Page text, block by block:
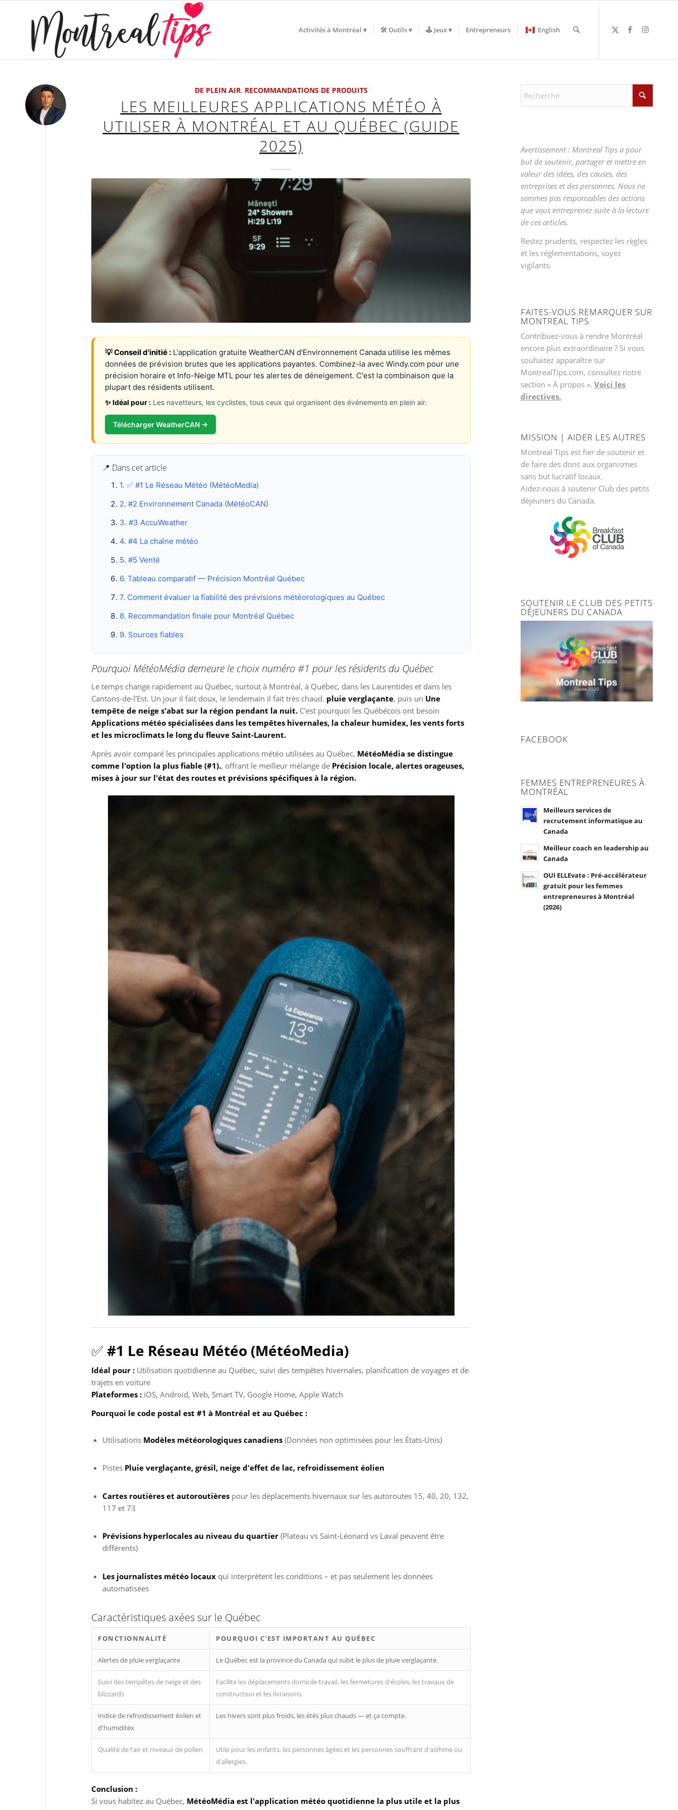
Activités à Montréal 🛠️ Outils 🕹️ Jeux Entrepreneurs English
DE PLEIN AIR, RECOMMANDATIONS DE PRODUITS
LES MEILLEURES APPLICATIONS MÉTÉO À
UTILISER À MONTRÉAL ET AU QUÉBEC (GUIDE
2025)
💡 Conseil d'initié : L'application gratuite WeatherCAN d'Environnement Canada utilise les mêmes
données de prévision brutes que les applications payantes. Combinez-la avec Windy.com pour une
précision horaire et Info-Neige MTL pour les alertes de déneigement. C'est la combinaison que la
plupart des résidents utilisent.
✨ Idéal pour : Les navetteurs, les cyclistes, tous ceux qui organisent des événements en plein air.
Télécharger WeatherCAN →
📍 Dans cet article
1. ✅ #1 Le Réseau Météo (MétéoMedia)
2. #2 Environnement Canada (MétéoCAN)
3. #3 AccuWeather
4. #4 La chaîne météo
5. #5 Venté
6. Tableau comparatif — Précision Montréal Québec
7. Comment évaluer la fiabilité des prévisions météorologiques au Québec
8. Recommandation finale pour Montréal Québec
9. Sources fiables
Pourquoi MétéoMédia demeure le choix numéro #1 pour les résidents du Québec
Le temps change rapidement au Québec, surtout à Montréal, à Québec, dans les Laurentides et dans les
Cantons-de-l'Est. Un jour il fait doux, le lendemain il fait très chaud. pluie verglaçante, puis un Une
tempête de neige s'abat sur la région pendant la nuit. C’est pourquoi les Québécois ont besoin
Applications météo spécialisées dans les tempêtes hivernales, la chaleur humidex, les vents forts
et les microclimats le long du fleuve Saint-Laurent.
Après avoir comparé les principales applications météo utilisées au Québec, MétéoMédia se distingue
comme l'option la plus fiable (#1)., offrant le meilleur mélange de Précision locale, alertes orageuses,
mises à jour sur l'état des routes et prévisions spécifiques à la région.
✅ #1 Le Réseau Météo (MétéoMedia)
Idéal pour : Utilisation quotidienne au Québec, suivi des tempêtes hivernales, planification de voyages et de
trajets en voiture
Plateformes : iOS, Android, Web, Smart TV, Google Home, Apple Watch
Pourquoi le code postal est #1 à Montréal et au Québec :
Utilisations Modèles météorologiques canadiens (Données non optimisées pour les États-Unis)
Pistes Pluie verglaçante, grésil, neige d'effet de lac, refroidissement éolien
Cartes routières et autoroutières pour les déplacements hivernaux sur les autoroutes 15, 40, 20, 132,
117 et 73
Prévisions hyperlocales au niveau du quartier (Plateau vs Saint-Léonard vs Laval peuvent être
différents)
Les journalistes météo locaux qui interprètent les conditions – et pas seulement les données
automatisées
Caractéristiques axées sur le Québec
FONCTIONNALITÉ POURQUOI C'EST IMPORTANT AU QUÉBEC
Alertes de pluie verglaçante Le Québec est la province du Canada qui subit le plus de pluie verglaçante.
Suivi des tempêtes de neige et des
blizzards
Facilite les déplacements domicile-travail, les fermetures d'écoles, les travaux de
construction et les livraisons.
Indice de refroidissement éolien et
d'humiditéx
Les hivers sont plus froids, les étés plus chauds — et ça compte.
Qualité de l'air et niveaux de pollen
Utile pour les enfants, les personnes âgées et les personnes souffrant d'asthme ou
d'allergies.
Conclusion :
Si vous habitez au Québec, MétéoMédia est l'application météo quotidienne la plus utile et la plus
Avertissement : Montreal Tips a pour
but de soutenir, partager et mettre en
valeur des idées, des causes, des
entreprises et des personnes. Nous ne
sommes pas responsables des actions
que vous entreprenez suite à la lecture
de ces articles.
Restez prudents, respectez les règles
et les réglementations, soyez
vigilants.
FAITES-VOUS REMARQUER SUR
MONTREAL TIPS
Contribuez-vous à rendre Montréal
encore plus extraordinaire ? Si vous
souhaitez apparaître sur
MontrealTips.com, consultez notre
section « À propos ». Voici les
directives.
MISSION | AIDER LES AUTRES
Montreal Tips est fier de soutenir et
de faire des dons aux organismes
sans but lucratif locaux.
Aidez-nous à soutenir Club des petits
déjeuners du Canada.
SOUTENIR LE CLUB DES PETITS
DÉJEUNERS DU CANADA
FACEBOOK
FEMMES ENTREPRENEURES À
MONTRÉAL
Meilleurs services de
recrutement informatique au
Canada
Meilleur coach en leadership au
Canada
OUI ELLEvate : Pré-accélérateur
gratuit pour les femmes
entrepreneures à Montréal
(2026)